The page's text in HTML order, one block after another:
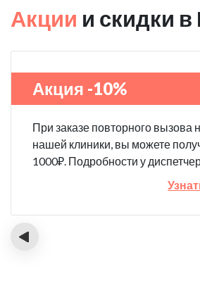
Акции и скидки
Акция -10%
При заказе повторного вызова
нашей клиники, вы можете
1000₽. Подробности у
‹